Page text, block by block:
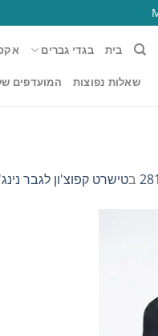
בית בגדי גברים
שאלות נפוצות המועדפים
בטישרט קפוצ'ון לגבר נינג'ה